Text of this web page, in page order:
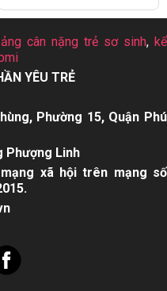
cân nặng trẻ sơ sinh, kể
YÊU TRẺ
Phường 15, Quận Phú
Phượng Linh
xã hội trên mạng số